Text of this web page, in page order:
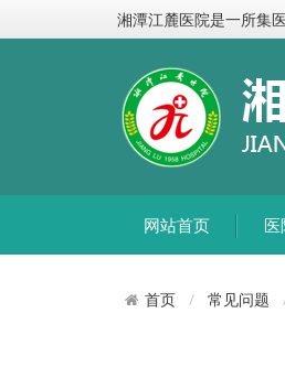
湘潭江麓医院是一所集
网站首页 医
首页 常见问题